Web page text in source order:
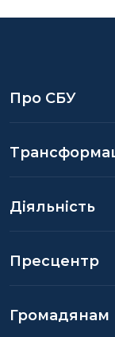
Про СБУ
Діяльність
Пресцентр
Громадянам